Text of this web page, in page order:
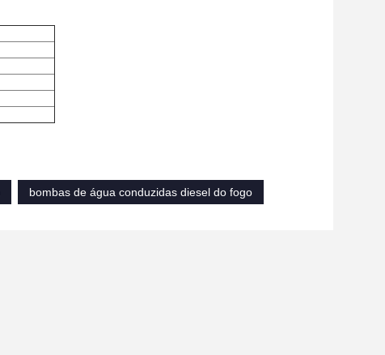
bombas de água conduzidas diesel do fogo